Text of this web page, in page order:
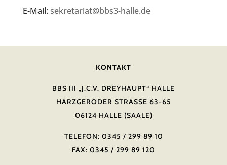
E-Mail: sekretariat@bbs3-halle.de
KONTAKT
BBS III „J.C.V. DREYHAUPT“ HALLE
HARZGERODER STRASSE 63-65
06124 HALLE (SAALE)
TELEFON: 0345 / 299 89 10
FAX: 0345 / 299 89 120